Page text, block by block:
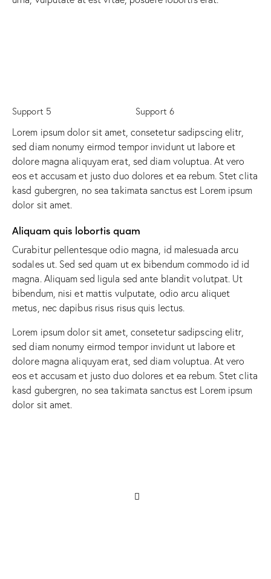
Support 5 Support 6
Lorem ipsum dolor sit amet, consetetur sadipscing elitr,
sed diam nonumy eirmod tempor invidunt ut labore et
dolore magna aliquyam erat, sed diam voluptua. At vero
eos et accusam et justo duo dolores et ea rebum. Stet clita
kasd gubergren, no sea takimata sanctus est Lorem ipsum
dolor sit amet.
Aliquam quis lobortis quam
Curabitur pellentesque odio magna, id malesuada arcu
sodales ut. Sed sed quam ut ex bibendum commodo id id
magna. Aliquam sed ligula sed ante blandit volutpat. Ut
bibendum, nisi et mattis vulputate, odio arcu aliquet
metus, nec dapibus risus risus quis lectus.
Lorem ipsum dolor sit amet, consetetur sadipscing elitr,
sed diam nonumy eirmod tempor invidunt ut labore et
dolore magna aliquyam erat, sed diam voluptua. At vero
eos et accusam et justo duo dolores et ea rebum. Stet clita
kasd gubergren, no sea takimata sanctus est Lorem ipsum
dolor sit amet.